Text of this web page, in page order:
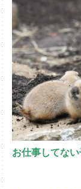
お仕事してな